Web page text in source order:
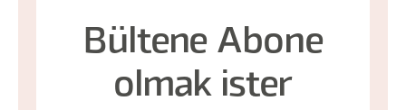
Bültene Abone
olmak ister